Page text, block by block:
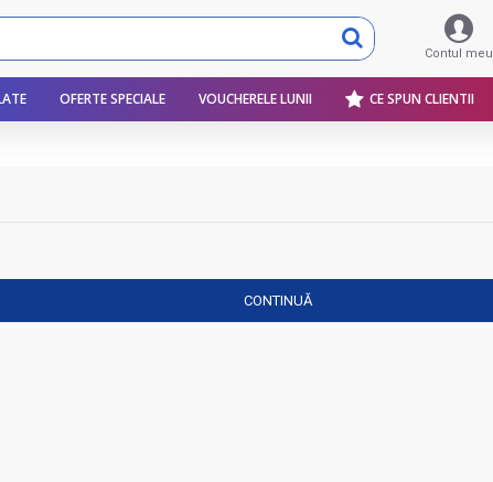
Contul meu
OFERTE SPECIALE VOUCHERELE LUNII CE SPUN CLIENTII
CONTINUĂ